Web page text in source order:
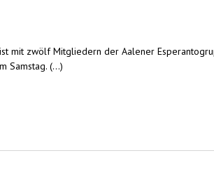
mit zwölf Mitgliedern der Aalener
Samstag. (...)